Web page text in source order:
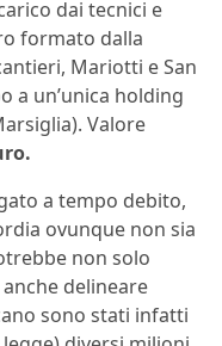
dai tecnici e
formato dalla
Mariotti e San
a un’unica holding
Valore
a tempo debito,
ovunque non sia
non solo
delineare
sono stati infatti